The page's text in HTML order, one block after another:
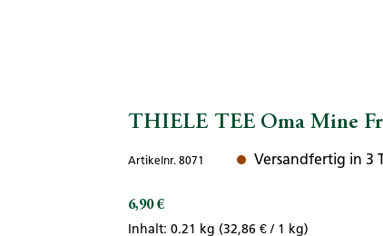
THIELE TEE Oma Mine
Artikelnr. 8071 Versandfertig in 3
Regulärer Preis:
6,90 €
Inhalt: 0.21 kg (32,86 € / 1 kg)